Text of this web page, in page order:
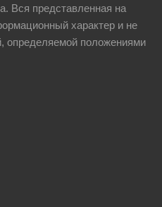
Вся представленная на
характер и не
определяемой положениями